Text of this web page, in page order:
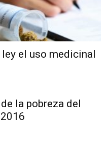
el uso medicinal
la pobreza del